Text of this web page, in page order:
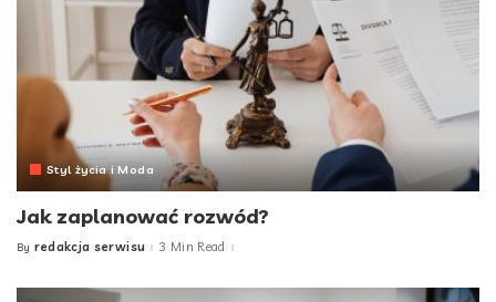
Styl życia i Moda
Jak zaplanować rozwód?
Posted
By redakcja serwisu 3 Min Read